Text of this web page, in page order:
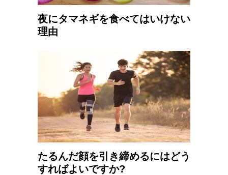
夜にタマネギを食べてはいけない
理由
たるんだ顔を引き締めるにはどう
すればよいですか?